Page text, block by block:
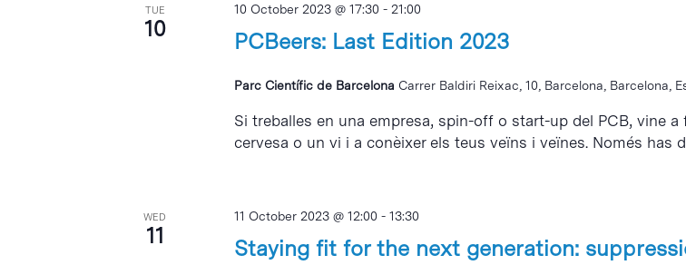
TUE
10 PCBeers: Last Edition 2023
10 October 2023 @ 17:30- 21:00
Parc Científic de Barcelona Carrer Baldiri Reixac, 10, Barcelona, Barcelona,
Si treballes en una empresa, spin-off o start-up del PCB, vine a
cervesa o un vi i a conèixer els teus veïns i veïnes. Només has
WED
11
Staying fit for the next generation:
11 October 2023 @ 12:00- 13:30